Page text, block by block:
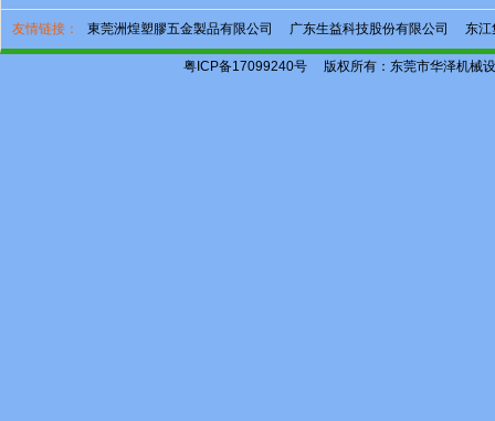
友情链接： 東莞洲煌塑膠五金製品有限公司 广东生益科技股份有限公司 东江
粤ICP备17099240号 版权所有：东莞市华泽机械